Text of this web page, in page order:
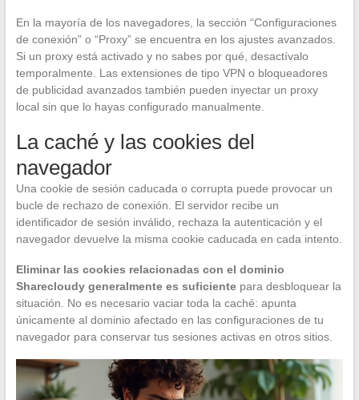
En la mayoría de los navegadores, la sección “Configuraciones
de conexión” o “Proxy” se encuentra en los ajustes avanzados.
Si un proxy está activado y no sabes por qué, desactívalo
temporalmente. Las extensiones de tipo VPN o bloqueadores
de publicidad avanzados también pueden inyectar un proxy
local sin que lo hayas configurado manualmente.
La caché y las cookies del
navegador
Una cookie de sesión caducada o corrupta puede provocar un
bucle de rechazo de conexión. El servidor recibe un
identificador de sesión inválido, rechaza la autenticación y el
navegador devuelve la misma cookie caducada en cada intento.
Eliminar las cookies relacionadas con el dominio
Sharecloudy generalmente es suficientepara desbloquear la
situación. No es necesario vaciar toda la caché: apunta
únicamente al dominio afectado en las configuraciones de tu
navegador para conservar tus sesiones activas en otros sitios.